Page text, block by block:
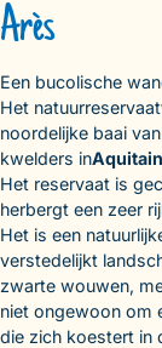
Arès
Een bucolische
Het natuurreservaat
noordelijke baai van
kwelders in
Het reservaat is
herbergt een zeer
Het is een
verstedelijkt
zwarte wouwen,
niet ongewoon om
die zich koestert in